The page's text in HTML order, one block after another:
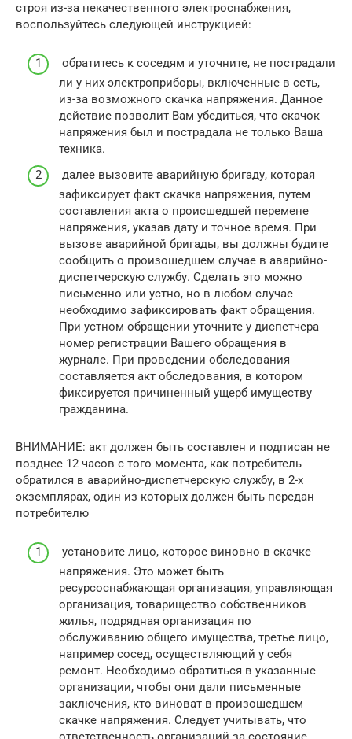
строя из-за некачественного электроснабжения,
воспользуйтесь следующей инструкцией:
обратитесь к соседям и уточните, не пострадали
ли у них электроприборы, включенные в сеть,
из-за возможного скачка напряжения. Данное
действие позволит Вам убедиться, что скачок
напряжения был и пострадала не только Ваша
техника.
далее вызовите аварийную бригаду, которая
зафиксирует факт скачка напряжения, путем
составления акта о происшедшей перемене
напряжения, указав дату и точное время. При
вызове аварийной бригады, вы должны будите
сообщить о произошедшем случае в аварийно-
диспетчерскую службу. Сделать это можно
письменно или устно, но в любом случае
необходимо зафиксировать факт обращения.
При устном обращении уточните у диспетчера
номер регистрации Вашего обращения в
журнале. При проведении обследования
составляется акт обследования, в котором
фиксируется причиненный ущерб имуществу
гражданина.
ВНИМАНИЕ: акт должен быть составлен и подписан не
позднее 12 часов с того момента, как потребитель
обратился в аварийно-диспетчерскую службу, в 2-х
экземплярах, один из которых должен быть передан
потребителю
установите лицо, которое виновно в скачке
напряжения. Это может быть
ресурсоснабжающая организация, управляющая
организация, товарищество собственников
жилья, подрядная организация по
обслуживанию общего имущества, третье лицо,
например сосед, осуществляющий у себя
ремонт. Необходимо обратиться в указанные
организации, чтобы они дали письменные
заключения, кто виноват в произошедшем
скачке напряжения. Следует учитывать, что